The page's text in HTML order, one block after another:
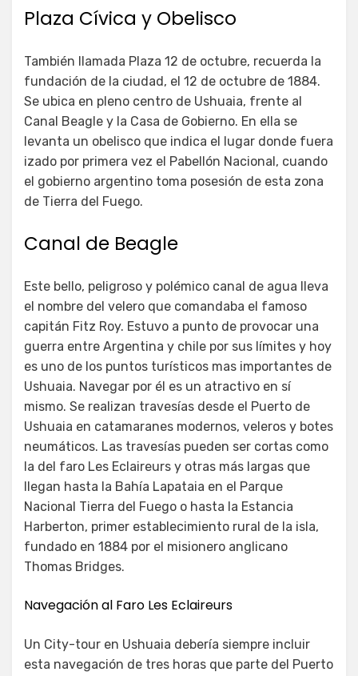
Plaza Cívica y Obelisco
También llamada Plaza 12 de octubre, recuerda la
fundación de la ciudad, el 12 de octubre de 1884.
Se ubica en pleno centro de Ushuaia, frente al
Canal Beagle y la Casa de Gobierno. En ella se
levanta un obelisco que indica el lugar donde fuera
izado por primera vez el Pabellón Nacional, cuando
el gobierno argentino toma posesión de esta zona
de Tierra del Fuego.
Canal de Beagle
Este bello, peligroso y polémico canal de agua lleva
el nombre del velero que comandaba el famoso
capitán Fitz Roy. Estuvo a punto de provocar una
guerra entre Argentina y chile por sus límites y hoy
es uno de los puntos turísticos mas importantes de
Ushuaia. Navegar por él es un atractivo en sí
mismo. Se realizan travesías desde el Puerto de
Ushuaia en catamaranes modernos, veleros y botes
neumáticos. Las travesías pueden ser cortas como
la del faro Les Eclaireurs y otras más largas que
llegan hasta la Bahía Lapataia en el Parque
Nacional Tierra del Fuego o hasta la Estancia
Harberton, primer establecimiento rural de la isla,
fundado en 1884 por el misionero anglicano
Thomas Bridges.
Navegación al Faro Les Eclaireurs
Un City-tour en Ushuaia debería siempre incluir
esta navegación de tres horas que parte del Puerto